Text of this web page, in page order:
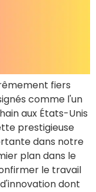
fiers
comme l'un
aux États-Unis
prestigieuse
dans notre
plan dans le
le travail
dont